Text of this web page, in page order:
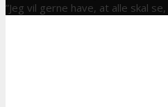
”Jeg vil gerne have, at alle skal